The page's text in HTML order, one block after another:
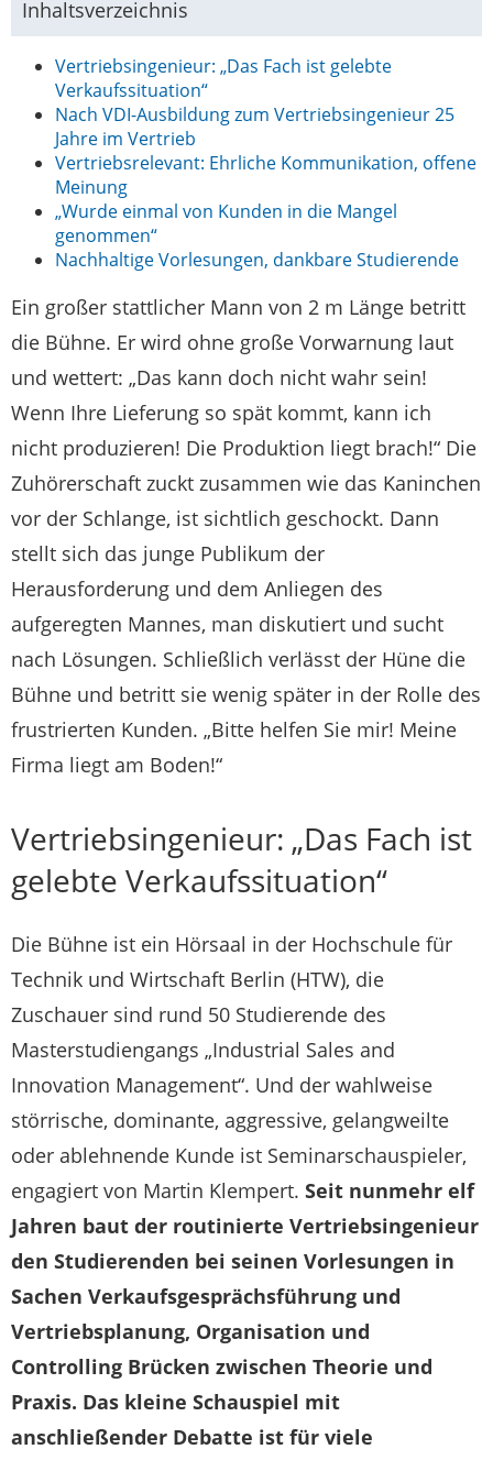
Inhaltsverzeichnis
Vertriebsingenieur: „Das Fach ist gelebte
Verkaufssituation“
Nach VDI-Ausbildung zum Vertriebsingenieur 25
Jahre im Vertrieb
Vertriebsrelevant: Ehrliche Kommunikation, offene
Meinung
„Wurde einmal von Kunden in die Mangel
genommen“
Nachhaltige Vorlesungen, dankbare Studierende
Ein großer stattlicher Mann von 2 m Länge betritt
die Bühne. Er wird ohne große Vorwarnung laut
und wettert: „Das kann doch nicht wahr sein!
Wenn Ihre Lieferung so spät kommt, kann ich
nicht produzieren! Die Produktion liegt brach!“ Die
Zuhörerschaft zuckt zusammen wie das Kaninchen
vor der Schlange, ist sichtlich geschockt. Dann
stellt sich das junge Publikum der
Herausforderung und dem Anliegen des
aufgeregten Mannes, man diskutiert und sucht
nach Lösungen. Schließlich verlässt der Hüne die
Bühne und betritt sie wenig später in der Rolle des
frustrierten Kunden. „Bitte helfen Sie mir! Meine
Firma liegt am Boden!“
Vertriebsingenieur: „Das Fach ist
gelebte Verkaufssituation“
Die Bühne ist ein Hörsaal in der Hochschule für
Technik und Wirtschaft Berlin (HTW), die
Zuschauer sind rund 50 Studierende des
Masterstudiengangs „Industrial Sales and
Innovation Management“. Und der wahlweise
störrische, dominante, aggressive, gelangweilte
oder ablehnende Kunde ist Seminarschauspieler,
engagiert von Martin Klempert. Seit nunmehr elf
Jahren baut der routinierte Vertriebsingenieur
den Studierenden bei seinen Vorlesungen in
Sachen Verkaufsgesprächs­führung und
Vertriebsplanung, Organisation und
Controlling Brücken zwischen Theorie und
Praxis. Das kleine Schauspiel mit
anschließender Debatte ist für viele